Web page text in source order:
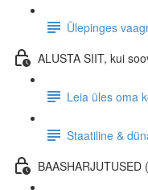
Ülepinges
ALUSTA SIIT, kui
Leia üles oma
Staatiline &
BAASHARJUTUSED